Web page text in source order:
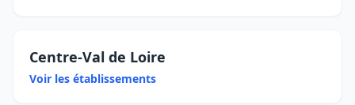
Centre-Val de Loire
Voir les établissements